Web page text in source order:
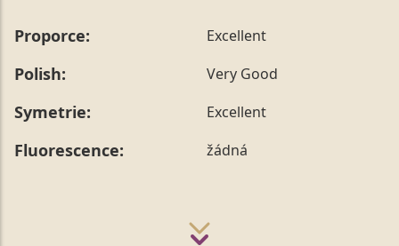
Proporce: Excellent
Polish: Very Good
Symetrie: Excellent
Fluorescence: žádná